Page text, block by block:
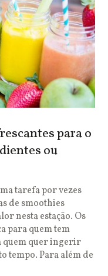
para o
ou
tarefa por vezes
de smoothies
nesta estação. Os
para quem tem
quem quer ingerir
tempo. Para além de